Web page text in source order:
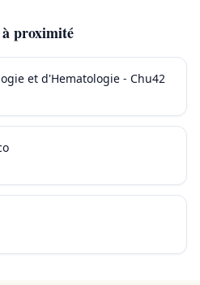
à proximité
et d'Hematologie - Chu42